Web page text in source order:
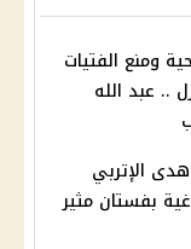
ومنع الفتيات
.. عبد الله
الإتربي
بفستان مثير